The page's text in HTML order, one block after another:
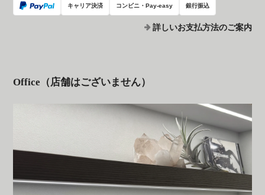
キャリア決済 コンビニ・Pay-easy 銀行振込
詳しいお支払方法のご案内
Office（店舗はございません）